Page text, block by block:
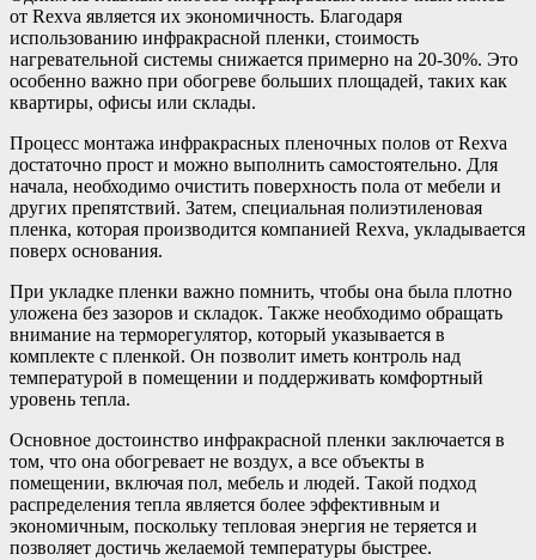
от Rexva является их экономичность. Благодаря
использованию инфракрасной пленки, стоимость
нагревательной системы снижается примерно на 20-30%. Это
особенно важно при обогреве больших площадей, таких как
квартиры, офисы или склады.
Процесс монтажа инфракрасных пленочных полов от Rexva
достаточно прост и можно выполнить самостоятельно. Для
начала, необходимо очистить поверхность пола от мебели и
других препятствий. Затем, специальная полиэтиленовая
пленка, которая производится компанией Rexva, укладывается
поверх основания.
При укладке пленки важно помнить, чтобы она была плотно
уложена без зазоров и складок. Также необходимо обращать
внимание на терморегулятор, который указывается в
комплекте с пленкой. Он позволит иметь контроль над
температурой в помещении и поддерживать комфортный
уровень тепла.
Основное достоинство инфракрасной пленки заключается в
том, что она обогревает не воздух, а все объекты в
помещении, включая пол, мебель и людей. Такой подход
распределения тепла является более эффективным и
экономичным, поскольку тепловая энергия не теряется и
позволяет достичь желаемой температуры быстрее.